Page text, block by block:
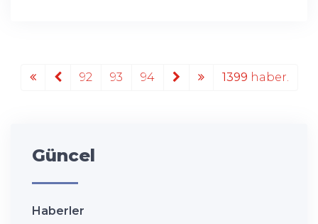
92 93 94 1399 haber.
Güncel
Haberler